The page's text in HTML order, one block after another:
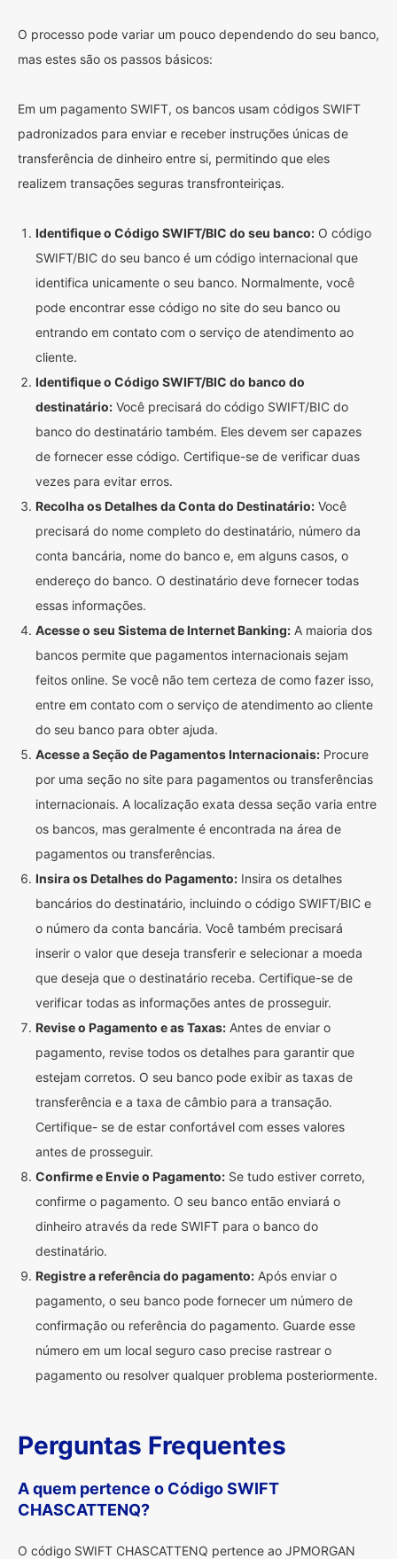
O processo pode variar um pouco dependendo do seu banco,
mas estes são os passos básicos:
Em um pagamento SWIFT, os bancos usam códigos SWIFT
padronizados para enviar e receber instruções únicas de
transferência de dinheiro entre si, permitindo que eles
realizem transações seguras transfronteiriças.
Identifique o Código SWIFT/BIC do seu banco: O código
SWIFT/BIC do seu banco é um código internacional que
identifica unicamente o seu banco. Normalmente, você
pode encontrar esse código no site do seu banco ou
entrando em contato com o serviço de atendimento ao
cliente.
Identifique o Código SWIFT/BIC do banco do
destinatário: Você precisará do código SWIFT/BIC do
banco do destinatário também. Eles devem ser capazes
de fornecer esse código. Certifique-se de verificar duas
vezes para evitar erros.
Recolha os Detalhes da Conta do Destinatário: Você
precisará do nome completo do destinatário, número da
conta bancária, nome do banco e, em alguns casos, o
endereço do banco. O destinatário deve fornecer todas
essas informações.
Acesse o seu Sistema de Internet Banking: A maioria dos
bancos permite que pagamentos internacionais sejam
feitos online. Se você não tem certeza de como fazer isso,
entre em contato com o serviço de atendimento ao cliente
do seu banco para obter ajuda.
Acesse a Seção de Pagamentos Internacionais: Procure
por uma seção no site para pagamentos ou transferências
internacionais. A localização exata dessa seção varia entre
os bancos, mas geralmente é encontrada na área de
pagamentos ou transferências.
Insira os Detalhes do Pagamento: Insira os detalhes
bancários do destinatário, incluindo o código SWIFT/BIC e
o número da conta bancária. Você também precisará
inserir o valor que deseja transferir e selecionar a moeda
que deseja que o destinatário receba. Certifique-se de
verificar todas as informações antes de prosseguir.
Revise o Pagamento e as Taxas: Antes de enviar o
pagamento, revise todos os detalhes para garantir que
estejam corretos. O seu banco pode exibir as taxas de
transferência e a taxa de câmbio para a transação.
Certifique- se de estar confortável com esses valores
antes de prosseguir.
Confirme e Envie o Pagamento: Se tudo estiver correto,
confirme o pagamento. O seu banco então enviará o
dinheiro através da rede SWIFT para o banco do
destinatário.
Registre a referência do pagamento: Após enviar o
pagamento, o seu banco pode fornecer um número de
confirmação ou referência do pagamento. Guarde esse
número em um local seguro caso precise rastrear o
pagamento ou resolver qualquer problema posteriormente.
Perguntas Frequentes
A quem pertence o Código SWIFT
CHASCATTENQ?
O código SWIFT CHASCATTENQ pertence ao JPMORGAN